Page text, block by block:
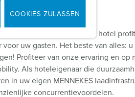
COOKIES ZULASSEN
in de parkeergarage van uw hotel
uw gasten. Het beste van alles:
Profiteer van onze ervaring en op
Als hoteleigenaar die
in uw eigen MENNEKES
concurrentievoordelen.